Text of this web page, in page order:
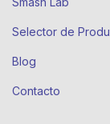
Selector de
Blog
Contacto